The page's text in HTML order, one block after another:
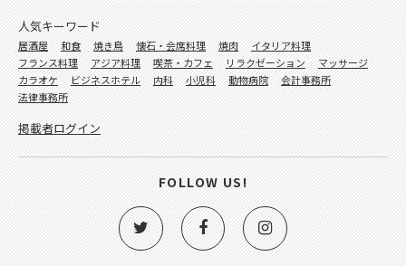
人気キーワード
居酒屋 和食 焼き鳥 懐石・会席料理 焼肉
イタリア料理
フランス料理
アジア料理 喫茶・カフェ リラクゼーション
マッサージ
カラオケ
ビジネスホテル 内科 小児科 動物病院
会計事務所
法律事務所
掲載者ログイン
FOLLOW US!